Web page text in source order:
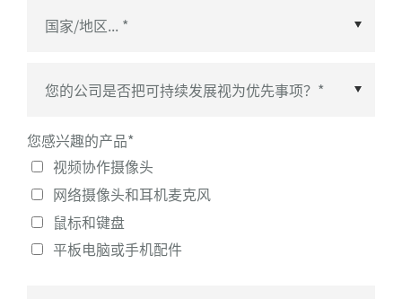
国家/地区*
您感兴趣的产品*
视频协作摄像头
网络摄像头和耳机麦克风
鼠标和键盘
平板电脑或手机配件